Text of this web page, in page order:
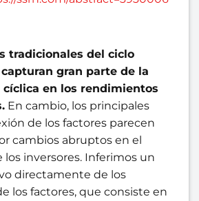
tradicionales del ciclo
gran parte de la
en los rendimientos
En cambio, los principales
de los factores parecen
cambios abruptos en el
inversores. Inferimos un
directamente de los
los factores, que consiste en